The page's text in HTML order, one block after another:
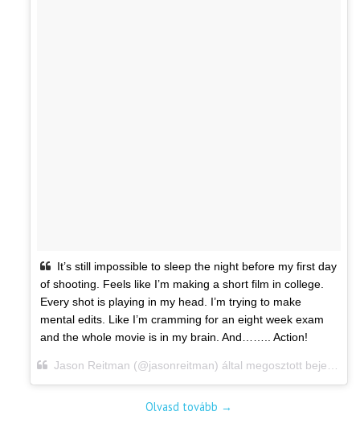
It’s still impossible to sleep the night before my first day
of shooting. Feels like I’m making a short film in college.
Every shot is playing in my head. I’m trying to make
mental edits. Like I’m cramming for an eight week exam
and the whole movie is in my brain. And…….. Action!
Jason Reitman (@jasonreitman) által megosztott bejegyzés,
Olvasd tovább →